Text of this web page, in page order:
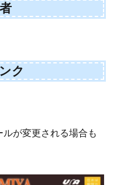
ク
が変更される場合も